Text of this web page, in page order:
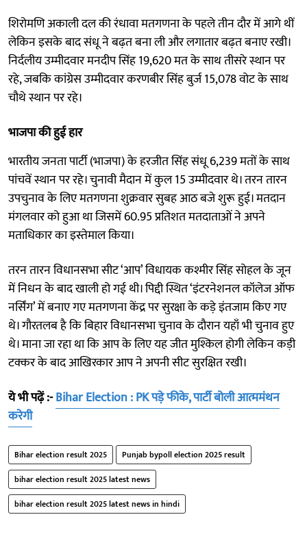
शिरोमणि अकाली दल की रंधावा मतगणना के पहले तीन दौर में आगे थीं
लेकिन इसके बाद संधू ने बढ़त बना ली और लगातार बढ़त बनाए रखी।
निर्दलीय उम्मीदवार मनदीप सिंह 19,620 मत के साथ तीसरे स्थान पर
रहे, जबकि कांग्रेस उम्मीदवार करणबीर सिंह बुर्ज 15,078 वोट के साथ
चौथे स्थान पर रहे।
भाजपा की हुई हार
भारतीय जनता पार्टी (भाजपा) के हरजीत सिंह संधू 6,239 मतों के साथ
पांचवें स्थान पर रहे। चुनावी मैदान में कुल 15 उम्मीदवार थे। तरन तारन
उपचुनाव के लिए मतगणना शुक्रवार सुबह आठ बजे शुरू हुई। मतदान
मंगलवार को हुआ था जिसमें 60.95 प्रतिशत मतदाताओं ने अपने
मताधिकार का इस्तेमाल किया।
तरन तारन विधानसभा सीट ‘आप’ विधायक कश्मीर सिंह सोहल के जून
में निधन के बाद खाली हो गई थी। पिद्दी स्थित ‘इंटरनेशनल कॉलेज ऑफ
नर्सिंग’ में बनाए गए मतगणना केंद्र पर सुरक्षा के कड़े इंतजाम किए गए
थे। गौरतलब है कि बिहार विधानसभा चुनाव के दौरान यहाँ भी चुनाव हुए
थे। माना जा रहा था कि आप के लिए यह जीत मुश्किल होगी लेकिन कड़ी
टक्कर के बाद आखिरकार आप ने अपनी सीट सुरक्षित रखी।
ये भी पढ़ें :-Bihar Election : PK पड़े फीके, पार्टी बोली आत्ममंथन
करेगी
Bihar election result 2025
Punjab bypoll election 2025 result
bihar election result 2025 latest news
bihar election result 2025 latest news in hindi